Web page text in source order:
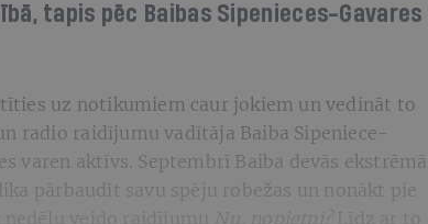
tapis pēc Baibas Sipenieces-Gavares
uz notikumiem caur jokiem un vedināt to
radio raidījumu vadītāja Baiba Sipeniece-
varen aktīvs. Septembrī Baiba devās ekstrēmā
pārbaudīt savu spēju robežas un nonākt pie